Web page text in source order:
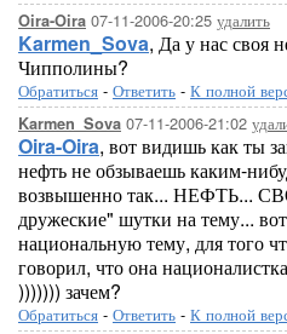
Oira-Oira 07-11-2006-20:25 удалить
Karmen_Sova, Да у нас своя
Чипполины?
Обратиться - Ответить - К полной
Karmen_Sova 07-11-2006-21:02
Oira-Oira, вот видишь как ты
нефть не обзываешь каким-
возвышенно так... НЕФТЬ...
дружеские" шутки на тему...
национальную тему, для того
говорил, что она
))))))) зачем?
Обратиться - Ответить - К полной